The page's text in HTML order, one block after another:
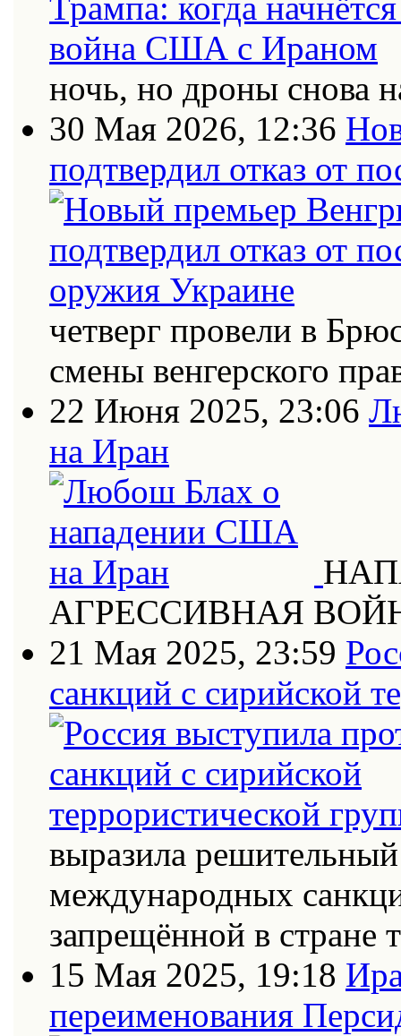
ночь, но дроны снова
30 Мая 2026, 12:36
подтвердил отказ от
четверг провели в
смены венгерского
22 Июня 2025, 23:06
на Иран
АГРЕССИВНАЯ
21 Мая 2025, 23:59
санкций с сирийской
выразила
международных
запрещённой в стране
15 Мая 2025, 19:18
переименования